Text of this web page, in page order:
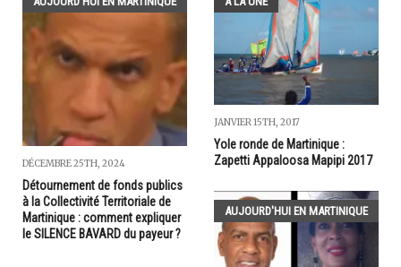
DÉCEMBRE 25TH, 2024
Détournement de fonds publics
à la Collectivité Territoriale de
Martinique : comment expliquer
le SILENCE BAVARD du payeur ?
JANVIER 15TH, 2017
Yole ronde de Martinique :
Zapetti Appaloosa Mapipi 2017
AUJOURD'HUI EN MARTINIQUE